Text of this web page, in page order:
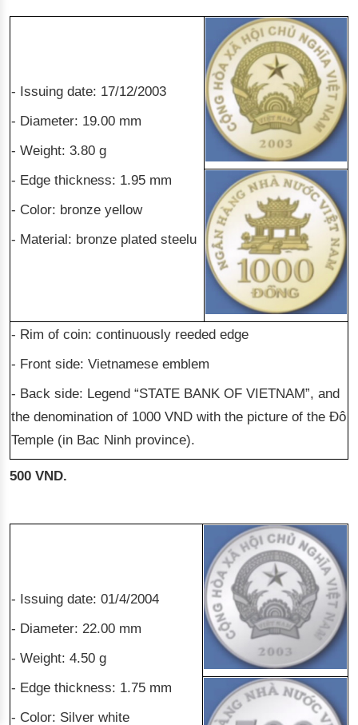
- Issuing date: 17/12/2003
- Diameter: 19.00 mm
- Weight: 3.80 g
- Edge thickness: 1.95 mm
- Color: bronze yellow
- Material: bronze plated steelu
- Rim of coin: continuously reeded edge
- Front side: Vietnamese emblem
- Back side: Legend “STATE BANK OF VIETNAM”, and
the denomination of 1000 VND with the picture of the Đô
Temple (in Bac Ninh province).
500 VND.
- Issuing date: 01/4/2004
- Diameter: 22.00 mm
- Weight: 4.50 g
- Edge thickness: 1.75 mm
- Color: Silver white